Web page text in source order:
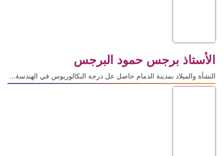
الأستاذ برجس حمود البرجس
النشأة والميلاد بمدينة الدمام حاصل عل درجة البكالوريوس في الهندسة...